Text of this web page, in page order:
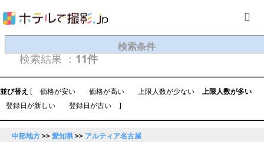
検索条件
検索結果 ： 11件
並び替え [ 価格が安い 価格が高い 上限人数が少ない
上限人数が多い
登録日が新しい
登録日が古い ]
中部地方>>愛知県>> アルティア名古屋